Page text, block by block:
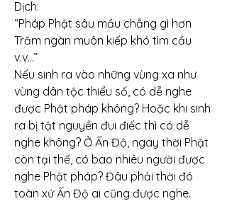
Dịch:
“Pháp Phật sâu mầu chẳng gì hơn
Trăm ngàn muôn kiếp khó tìm cầu
v.v...”
Nếu sinh ra vào những vùng xa như
vùng dân tộc thiểu số, có dễ nghe
được Phật pháp không? Hoặc khi sinh
ra bị tật nguyền đui điếc thì có dễ
nghe không? Ở Ấn Độ, ngay thời Phật
còn tại thế, có bao nhiêu người được
nghe Phật pháp? Đâu phải thời đó
toàn xứ Ấn Độ ai cũng được nghe.